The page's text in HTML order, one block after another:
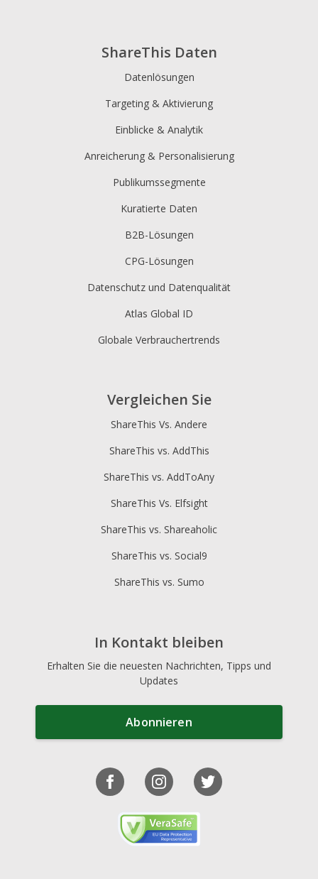
ShareThis Daten
Datenlösungen
Targeting & Aktivierung
Einblicke & Analytik
Anreicherung & Personalisierung
Publikumssegmente
Kuratierte Daten
B2B-Lösungen
CPG-Lösungen
Datenschutz und Datenqualität
Atlas Global ID
Globale Verbrauchertrends
Vergleichen Sie
ShareThis Vs. Andere
ShareThis vs. AddThis
ShareThis vs. AddToAny
ShareThis Vs. Elfsight
ShareThis vs. Shareaholic
ShareThis vs. Social9
ShareThis vs. Sumo
In Kontakt bleiben
Erhalten Sie die neuesten Nachrichten, Tipps und
Updates
Abonnieren